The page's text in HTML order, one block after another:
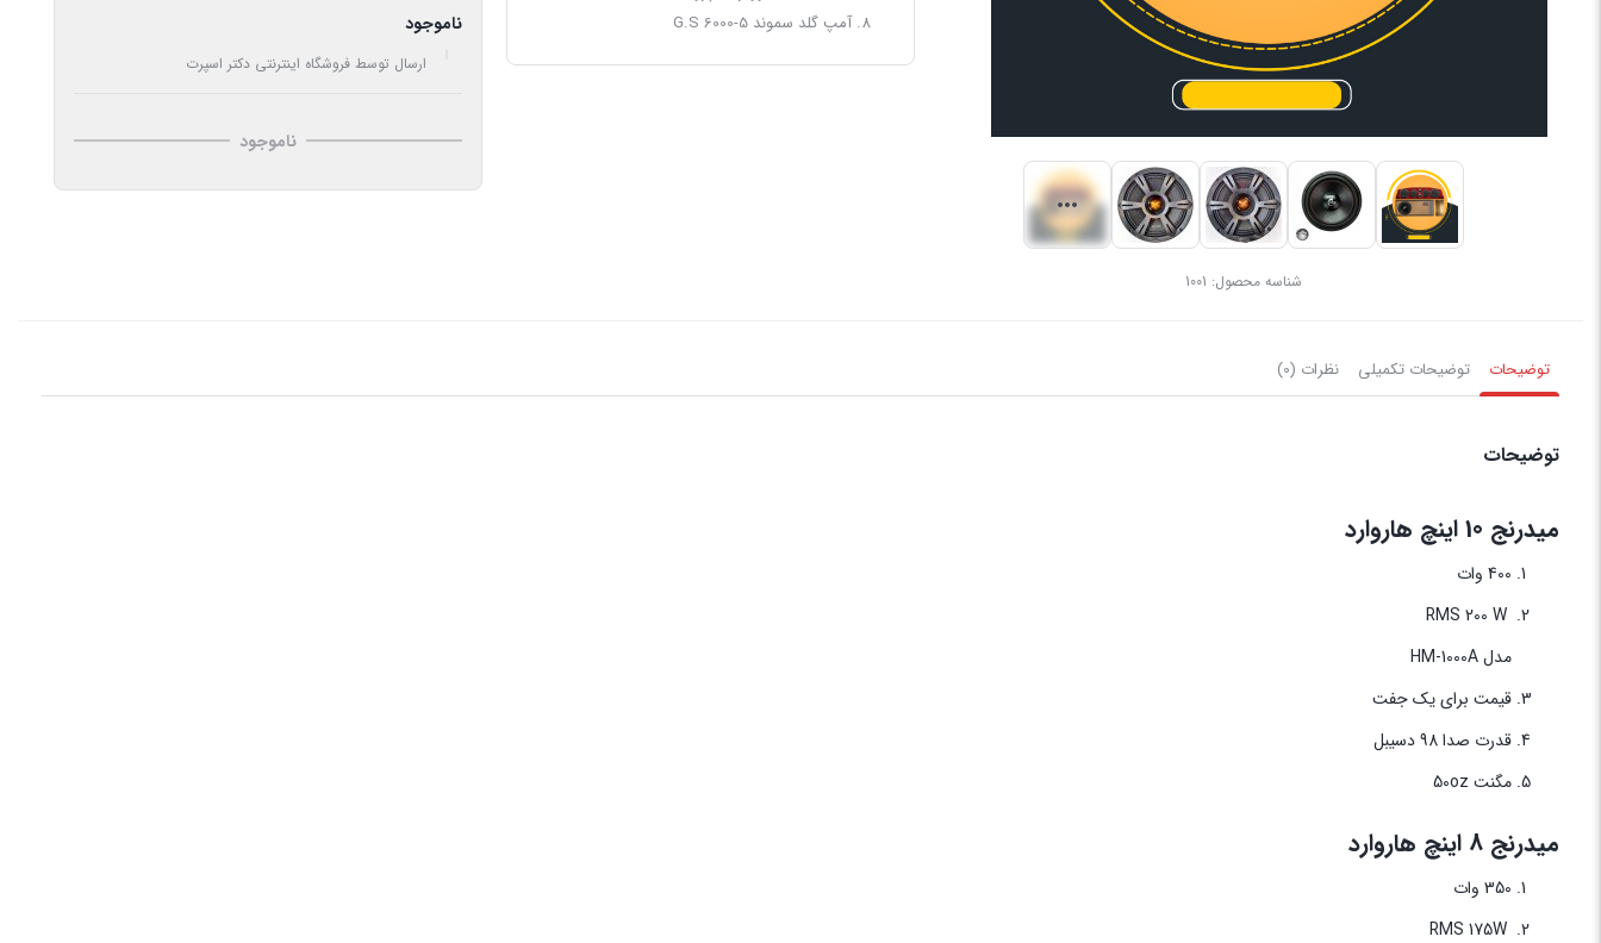
شناسه محصول: 1001
آمپ گلد سموند G.S 6000-5
ناموجود
ارسال توسط فروشگاه اینترنتی دکتر اسپرت
ناموجود
توضیحات توضیحات تکمیلی نظرات (0)
توضیحات
میدرنج 10 اینچ هاروارد
400 وات
مدل
HM-1000A
قیمت برای یک جفت
قدرت صدا 98 دسیبل
مگنت 50oz
میدرنج 8 اینچ هاروارد
350 وات